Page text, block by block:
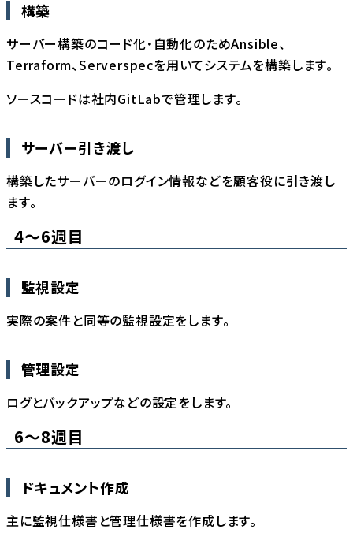
構築
サーバー構築のコード化・自動化のためAnsible、
Terraform、Serverspecを用いてシステムを構築します。
ソースコードは社内GitLabで管理します。
サーバー引き渡し
構築したサーバーのログイン情報などを顧客役に引き渡し
ます。
4〜6週目
監視設定
実際の案件と同等の監視設定をします。
管理設定
ログとバックアップなどの設定をします。
6〜8週目
ドキュメント作成
主に監視仕様書と管理仕様書を作成します。